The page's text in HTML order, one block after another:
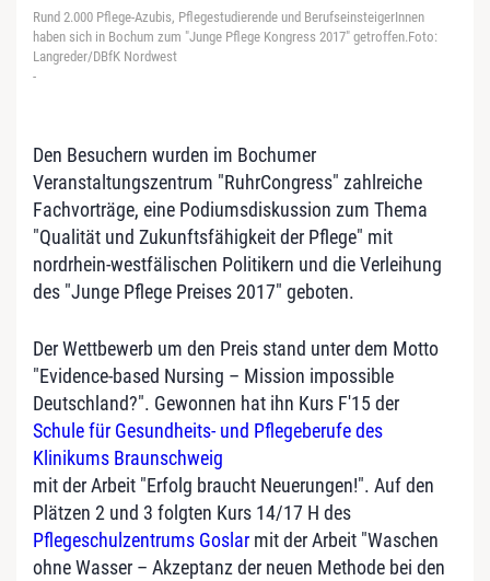
Rund 2.000 Pflege-Azubis, Pflegestudierende und BerufseinsteigerInnen
haben sich in Bochum zum "Junge Pflege Kongress 2017" getroffen.Foto:
Langreder/DBfK Nordwest
-
Den Besuchern wurden im Bochumer
Veranstaltungszentrum "RuhrCongress" zahlreiche
Fachvorträge, eine Podiumsdiskussion zum Thema
"Qualität und Zukunftsfähigkeit der Pflege" mit
nordrhein-westfälischen Politikern und die Verleihung
des "Junge Pflege Preises 2017" geboten.
Der Wettbewerb um den Preis stand unter dem Motto
"Evidence-based Nursing – Mission impossible
Deutschland?". Gewonnen hat ihn Kurs F'15 der
Schule für Gesundheits- und Pflegeberufe des
Klinikums Braunschweig
mit der Arbeit "Erfolg braucht Neuerungen!". Auf den
Plätzen 2 und 3 folgten Kurs 14/17 H des
Pflegeschulzentrums Goslar mit der Arbeit "Waschen
ohne Wasser – Akzeptanz der neuen Methode bei den